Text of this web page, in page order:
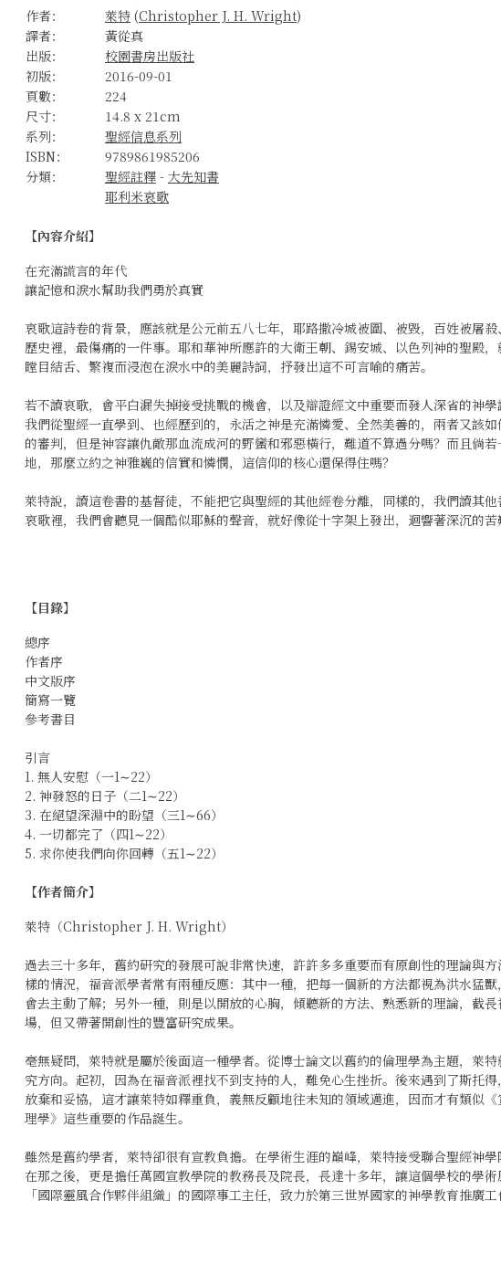
作者： 萊特 (Christopher J. H. Wright)
譯者：
黃從真
出版：
校園書房出版社
初版：
2016-09-01
頁數：
224
尺寸：
14.8 x 21cm
系列：
聖經信息系列
ISBN：
9789861985206
分類：
聖經註釋 - 大先知書
耶利米哀歌
【內容介紹】
在充滿謊言的年代
讓記憶和淚水幫助我們勇於真實
哀歌這詩卷的背景，應該就是公元前五八七年，耶路撒冷城被圍、被毀，百姓被屠
歷史裡，最傷痛的一件事。耶和華神所應許的大衛王朝、錫安城、以色列神的聖殿
瞠目結舌、繁複而浸泡在淚水中的美麗詩詞，抒發出這不可言喻的痛苦。
若不讀哀歌，會平白漏失掉接受挑戰的機會，以及辯證經文中重要而發人深省的神
我們從聖經一直學到、也經歷到的，永活之神是充滿憐愛、全然美善的，兩者又該
的審判，但是神容讓仇敵那血流成河的野蠻和邪惡橫行，難道不算過分嗎？而且倘
地，那麼立約之神雅巍的信實和憐憫，這信仰的核心還保得住嗎？
萊特說，讀這卷書的基督徒，不能把它與聖經的其他經卷分離，同樣的，我們讀其
哀歌裡，我們會聽見一個酷似耶穌的聲音，就好像從十字架上發出，迴響著深沉的苦
【目錄】
總序
作者序
中文版序
簡寫一覽
參考書目
引言
1. 無人安慰（一1∼22）
2. 神發怒的日子（二1∼22）
3. 在絕望深淵中的盼望（三1∼66）
4. 一切都完了（四1∼22）
5. 求你使我們向你回轉（五1∼22）
【作者簡介】
萊特（Christopher J. H. Wright）
過去三十多年，舊約研究的發展可說非常快速，許許多多重要而有原創性的理論與
樣的情況，福音派學者常有兩種反應：其中一種，把每一個新的方法都視為洪水猛
會去主動了解；另外一種，則是以開放的心胸，傾聽新的方法、熟悉新的理論，截
場，但又帶著開創性的豐富研究成果。
毫無疑問，萊特就是屬於後面這一種學者。從博士論文以舊約的倫理學為主題，萊
究方向。起初，因為在福音派裡找不到支持的人，難免心生挫折。後來遇到了斯托
放棄和妥協，這才讓萊特如釋重負，義無反顧地往未知的領域邁進，因而才有類似
理學》這些重要的作品誕生。
雖然是舊約學者，萊特卻很有宣教負擔。在學術生涯的巔峰，萊特接受聯合聖經神學
在那之後，更是擔任萬國宣教學院的教務長及院長，長達十多年，讓這個學校的學
「國際靈風合作夥伴組織」的國際事工主任，致力於第三世界國家的神學教育推廣工